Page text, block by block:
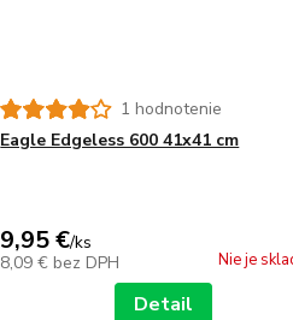
1 hodnotenie
Eagle Edgeless 600 41x41 cm
9,95 €/ks
8,09 € bez DPH Nie je
Detail